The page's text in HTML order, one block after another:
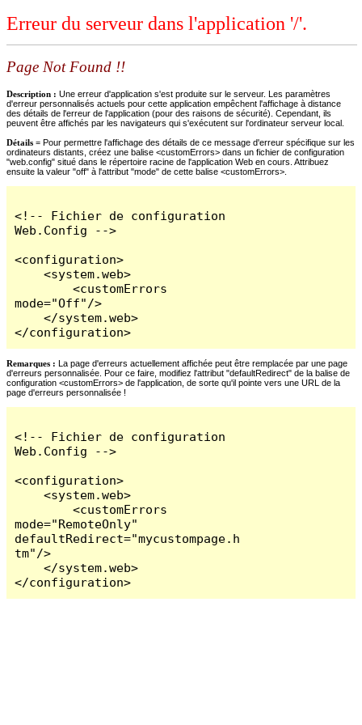
Erreur du serveur dans l'application '/'.
Page Not Found !!
Description : Une erreur d'application s'est produite sur le serveur. Les paramètres
d'erreur personnalisés actuels pour cette application empêchent l'affichage à distance
des détails de l'erreur de l'application (pour des raisons de sécurité). Cependant, ils
peuvent être affichés par les navigateurs qui s'exécutent sur l'ordinateur serveur local.
Détails = Pour permettre l'affichage des détails de ce message d'erreur spécifique sur les
ordinateurs distants, créez une balise <customErrors> dans un fichier de configuration
"web.config" situé dans le répertoire racine de l'application Web en cours. Attribuez
ensuite la valeur "off" à l'attribut "mode" de cette balise <customErrors>.
<!-- Fichier de configuration
Web.Config -->
<configuration>
    <system.web>
        <customErrors
mode="Off"/>
    </system.web>
</configuration>
Remarques : La page d'erreurs actuellement affichée peut être remplacée par une page
d'erreurs personnalisée. Pour ce faire, modifiez l'attribut "defaultRedirect" de la balise de
configuration <customErrors> de l'application, de sorte qu'il pointe vers une URL de la
page d'erreurs personnalisée !
<!-- Fichier de configuration
Web.Config -->
<configuration>
    <system.web>
        <customErrors
mode="RemoteOnly"
defaultRedirect="mycustompage.h
tm"/>
    </system.web>
</configuration>